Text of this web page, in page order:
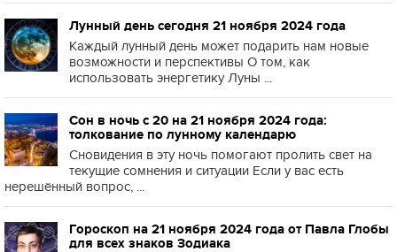
Лунный день сегодня 21 ноября 2024 года
Каждый лунный день может подарить нам новые
возможности и перспективы О том, как
использовать энергетику Луны ...
Сон в ночь с 20 на 21 ноября 2024 года:
толкование по лунному календарю
Сновидения в эту ночь помогают пролить свет на
текущие сомнения и ситуации Если у вас есть
нерешённый вопрос, ...
Гороскоп на 21 ноября 2024 года от Павла Глобы
для всех знаков Зодиака